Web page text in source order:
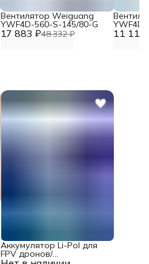
17 883 ₽48 332 ₽
Вентилятор Weiguang
YWF4D-560-S-145/80-G
11 117
Аккумулятор Li-Pol для
FPV дронов/